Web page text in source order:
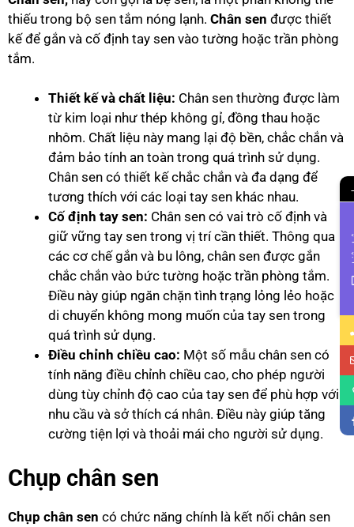
thiếu trong bộ sen tắm nóng lạnh. Chân sen được thiết
kế để gắn và cố định tay sen vào tường hoặc trần phòng
tắm.
Thiết kế và chất liệu: Chân sen thường được làm
từ kim loại như thép không gỉ, đồng thau hoặc
nhôm. Chất liệu này mang lại độ bền, chắc chắn và
đảm bảo tính an toàn trong quá trình sử dụng.
Chân sen có thiết kế chắc chắn và đa dạng để
tương thích với các loại tay sen khác nhau.
Cố định tay sen: Chân sen có vai trò cố định và
giữ vững tay sen trong vị trí cần thiết. Thông qua
các cơ chế gắn và bu lông, chân sen được gắn
chắc chắn vào bức tường hoặc trần phòng tắm.
Điều này giúp ngăn chặn tình trạng lỏng lẻo hoặc
di chuyển không mong muốn của tay sen trong
quá trình sử dụng.
Điều chỉnh chiều cao: Một số mẫu chân sen có
tính năng điều chỉnh chiều cao, cho phép người
dùng tùy chỉnh độ cao của tay sen để phù hợp với
nhu cầu và sở thích cá nhân. Điều này giúp tăng
cường tiện lợi và thoải mái cho người sử dụng.
Chụp chân sen
Chụp chân sen có chức năng chính là kết nối chân sen